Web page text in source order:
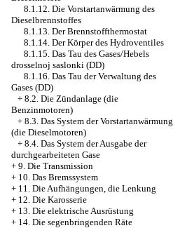
8.1.12. Die Vorstartanwärmung des
Dieselbrennstoffes
8.1.13. Der Brennstoffthermostat
8.1.14. Der Körper des Hydroventiles
8.1.15. Das Tau des Gases/Hebels
drosselnoj saslonki (DD)
8.1.16. Das Tau der Verwaltung des
Gases (DD)
+ 8.2. Die Zündanlage (die
Benzinmotoren)
+ 8.3. Das System der Vorstartanwärmung
(die Dieselmotoren)
+ 8.4. Das System der Ausgabe der
durchgearbeiteten Gase
+ 9. Die Transmission
+ 10. Das Bremssystem
+ 11. Die Aufhängungen, die Lenkung
+ 12. Die Karosserie
+ 13. Die elektrische Ausrüstung
+ 14. Die segenbringenden Räte